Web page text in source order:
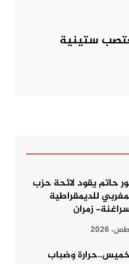
ستينية
حاتم يقود لائحة حزب
للديمقراطية
زمران
وضباب